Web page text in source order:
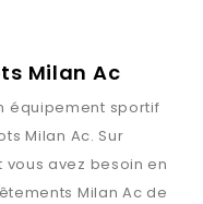
Milan Ac
équipement sportif
Milan Ac. Sur
avez besoin en
Milan Ac de